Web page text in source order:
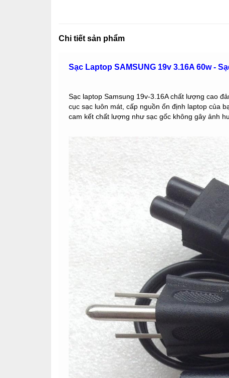
Chi tiết sản phẩm
Sạc Laptop SAMSUNG 19v 3.16A 60w -
Sạc laptop Samsung 19v-3.16A chất lượng cao
cục sạc luôn mát, cấp nguồn ổn định laptop của
cam kết chất lượng như sạc gốc không gây ảnh